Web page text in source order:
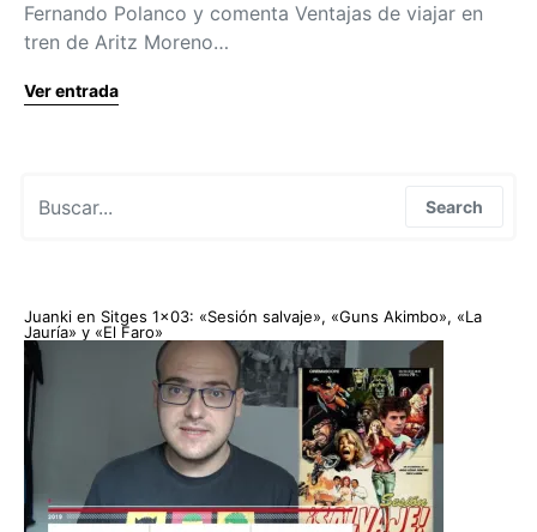
Fernando Polanco y comenta Ventajas de viajar en
tren de Aritz Moreno…
Ver entrada
Search
Juanki en Sitges 1×03: «Sesión salvaje», «Guns Akimbo», «La
Jauría» y «El Faro»